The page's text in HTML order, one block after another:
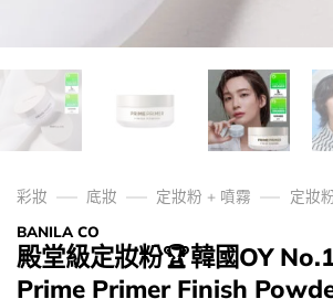
彩妝 底妝 定妝粉 + 噴霧
定妝
BANILA CO
殿堂級定妝粉🏆韓國OY
Prime Primer Finish